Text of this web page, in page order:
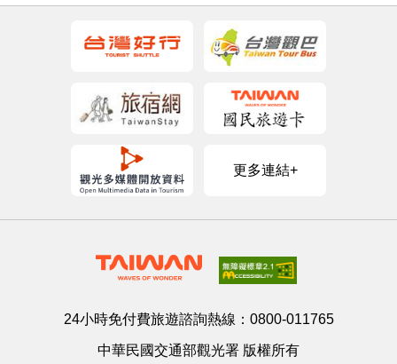
更多連結+
24小時免付費旅遊諮詢熱線： 0800-011765
中華民國交通部觀光署 版權所有